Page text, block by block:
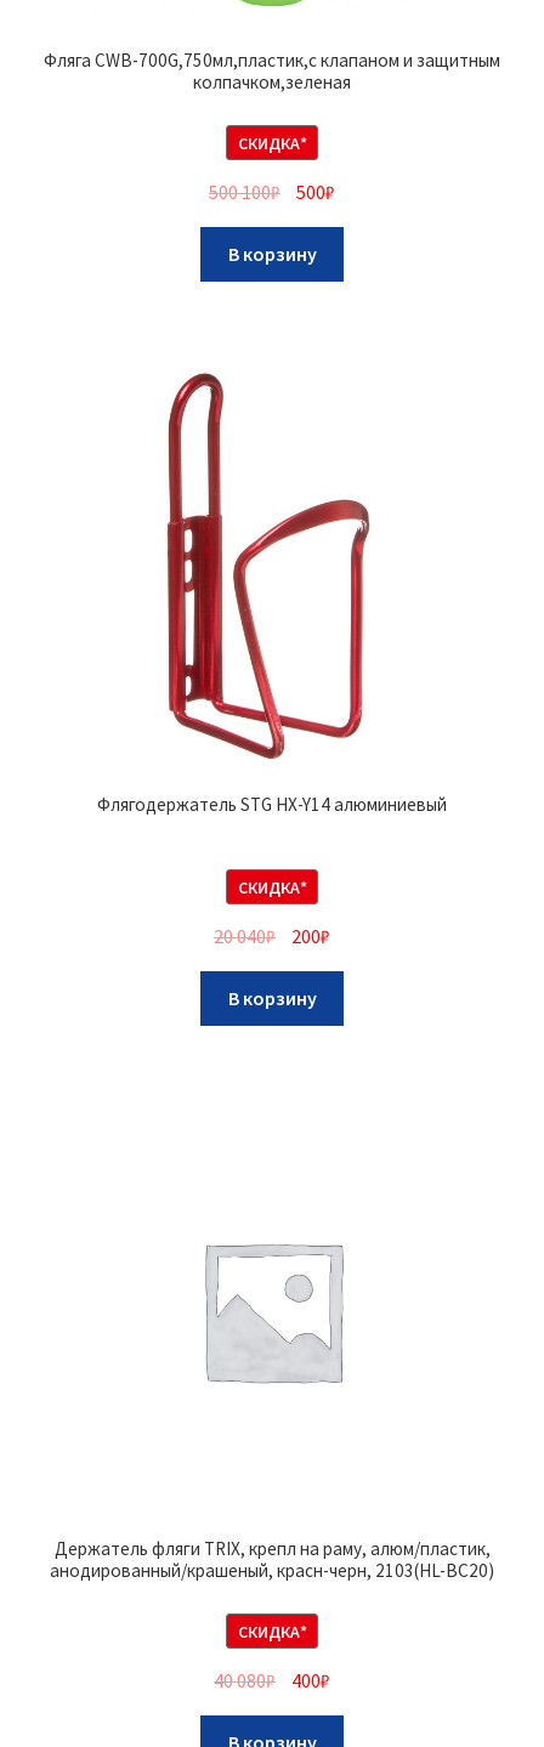
Фляга CWB-700G,750мл,пластик,с клапаном и защитным
колпачком,зеленая
СКИДКА*
500 100₽ 500₽
В корзину
Флягодержатель STG HX-Y14 алюминиевый
СКИДКА*
20 040₽ 200₽
В корзину
Держатель фляги TRIX, крепл на раму, алюм/пластик,
анодированный/крашеный, красн-черн, 2103(HL-BC20)
СКИДКА*
40 080₽ 400₽